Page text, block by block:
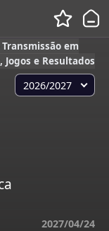
em
e Resultados
2026/2027
2027/04/24